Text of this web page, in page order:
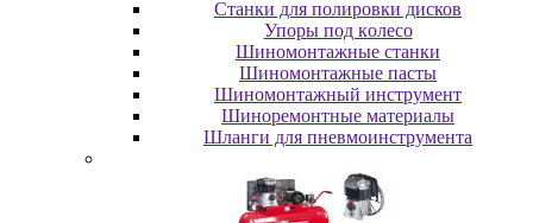
Станки для полировки дисков
Упopы пoд кoлeco
Шинoмoнтaжныe cтaнки
Шиномонтажные пасты
Шиномонтажный инструмент
Шиноремонтные материалы
Шлaнги для пнeвмoинcтpумeнтa